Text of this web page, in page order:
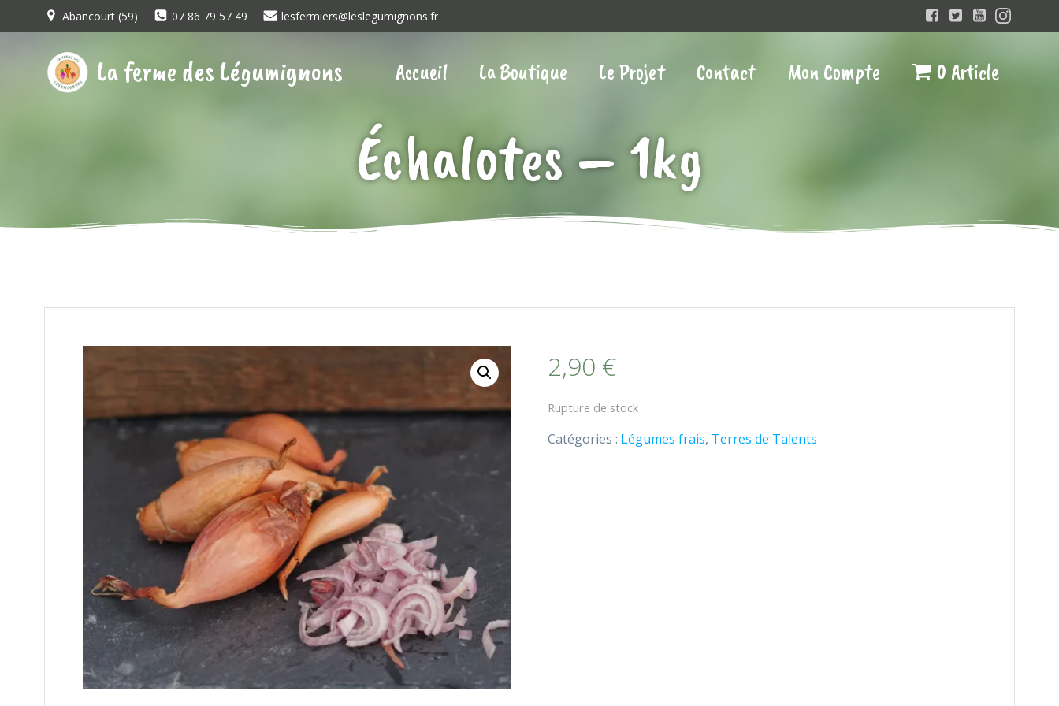
au
Abancourt (59) 07 86 79 57 49 lesfermiers@leslegumignons.fr
La ferme des Légumignons Accueil La Boutique Le Projet Contact Mon Compte 0 Article
Échalotes – 1kg
2,90 €
Rupture de stock
Catégories : Légumes frais, Terres de Talents